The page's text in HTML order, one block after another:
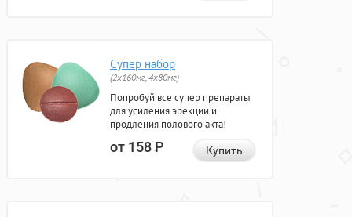
Супер набор
(2х160мг, 4х80мг)
Попробуй все супер препараты
для усиления эрекции и
продления полового акта!
от 158Р Купить